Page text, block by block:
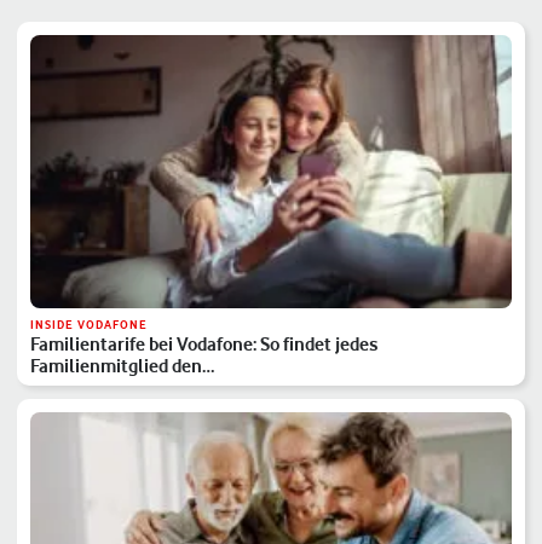
INSIDE VODAFONE
Familientarife bei Vodafone: So findet jedes
Familienmitglied den…